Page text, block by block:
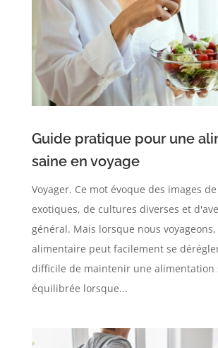
Guide pratique pour une
saine en voyage
Voyager. Ce mot évoque des images
exotiques, de cultures diverses et
général. Mais lorsque nous
alimentaire peut facilement se
difficile de maintenir une alimentation
équilibrée lorsque...